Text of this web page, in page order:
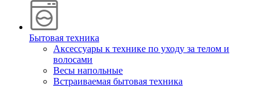
Бытовая техника
Аксессуары к технике по уходу за телом и
волосами
Весы напольные
Встраиваемая бытовая техника